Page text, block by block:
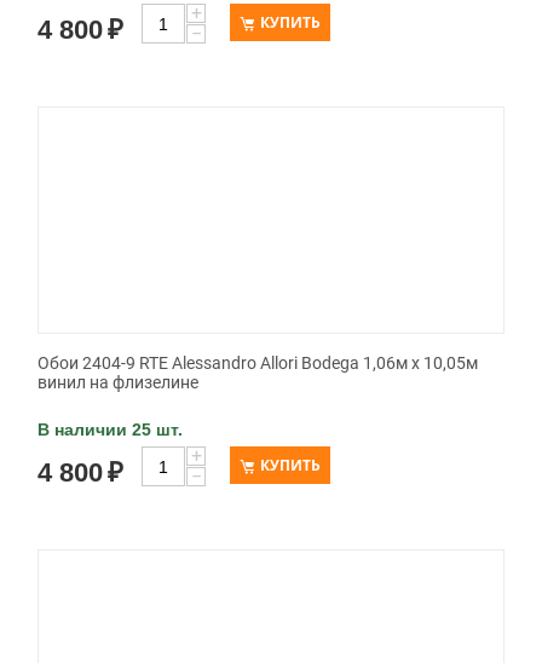
4 800₽
+
−
КУПИТЬ
Обои 2404-9 RTE Alessandro Allori Bodega 1,06м х 10,05м
винил на флизелине
В наличии 25 шт.
4 800₽
+
−
КУПИТЬ